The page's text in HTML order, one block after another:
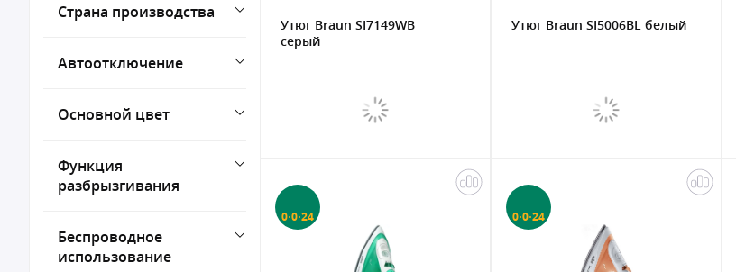
Страна производства
Автоотключение
Основной цвет
Функция
разбрызгивания
Беспроводное
использование
Утюг Braun SI7149WB
серый
Утюг Braun SI5006BL белый
0·0·24 0·0·24